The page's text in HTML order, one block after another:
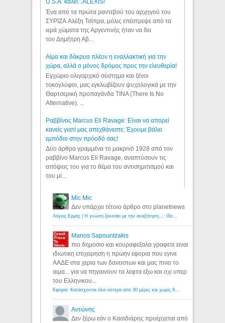
U.S.A. καλεί...ALEXIS!
Ένα από τα πρώτα ραντεβού του αρχηγού του
ΣΥΡΙΖΑ Αλέξη Τσίπρα, μόλις επέστρεψε από τα
ιερά χώματα της Αργεντινής ήταν να δει
τον Δημήτρη Αβ...
Αίμα και δάκρυα πλέον η εναλλακτική για την
χώρα, αλλά ο μόνος δρόμος προς την ελευθερία!
Εγχώριο ολιγαρχικό σύστημα και ξένοι
τοκογλύφοι, μας εγκλωβίζουν ψυχολογικά με την
Θαρτσερική προπαγάνδα TINA (There Is No
Alternative). ...
Ραββίνος Marcus Eli Ravage: Είναι να απορεί
κανείς γιατί μας απεχθάνεστε; Έχουμε βάλει
εμπόδιο στην πρόοδό σας!
Δύο άρθρα γραμμένα το μακρινό 1928 από τον
ραββίνο Marcus Eli Ravage, αναπτύσουν τις
απόψεις του για το θέμα του αντισημιτισμού και
του μί...
Mic Mic
Δεν υπάρχει τέτοιο άρθρο στο planetnews
Manos Sapountzakis
πιο δημοσιο και κουραφεξαλα γραφετε ειναι
ιδιωτικη επιχειρηση η πρωην εφορια που εγινε
ΑΑΔΕ στα χερια των δανειστων και μας πινει το
αιμα... για να πηγαινουν τα λεφτα εξω και οχι υπερ
του Ελληνικου...
Αντώνης
Δεν ξέρω εάν ο Κασιδιάρης προέρχεται από